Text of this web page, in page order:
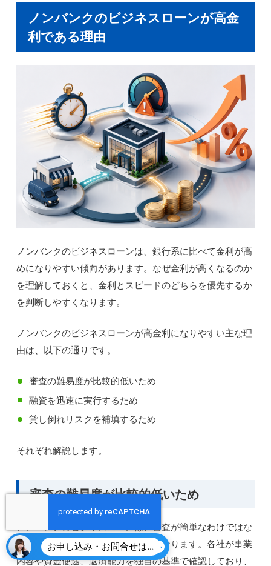
ノンバンクのビジネスローンが高金
利である理由
ノンバンクのビジネスローンは、銀行系に比べて金利が高
めになりやすい傾向があります。なぜ金利が高くなるのか
を理解しておくと、金利とスピードのどちらを優先するか
を判断しやすくなります。
ノンバンクのビジネスローンが高金利になりやすい主な理
由は、以下の通りです。
審査の難易度が比較的低いため
融資を迅速に実行するため
貸し倒れリスクを補填するため
それぞれ解説します。
審査の難易度が比較的低いため
ノンバンクのビジネスローンは、審査が簡単なわけではな
く、銀行とは審査の基準や方法が異なります。各社が事業
内容や資金使途、返済能力を独自の基準で確認しており、
お申し込み・お問合せはこちら